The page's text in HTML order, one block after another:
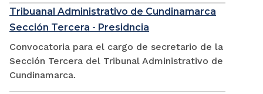
Tribuanal Administrativo de Cundinamarca
Sección Tercera - Presidncia
Convocatoria para el cargo de secretario de la
Sección Tercera del Tribunal Administrativo de
Cundinamarca.